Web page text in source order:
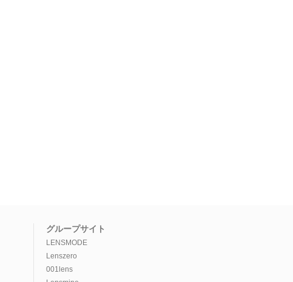
グループサイト
LENSMODE
Lenszero
001lens